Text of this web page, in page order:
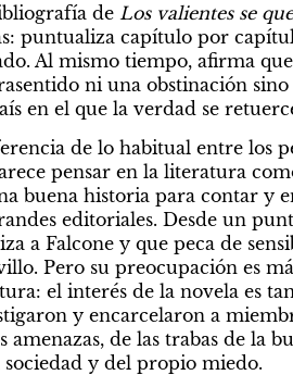
de Los valientes se
puntualiza capítulo por
Al mismo tiempo, afirma
ni una obstinación
en el que la verdad se
de lo habitual entre los
pensar en la literatura
buena historia para contar y
editoriales. Desde un
a Falcone y que peca de
Pero su preocupación es
el interés de la novela es
y encarcelaron a
amenazas, de las trabas de
sociedad y del propio miedo.